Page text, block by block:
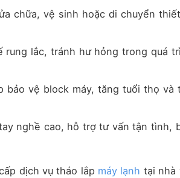
chữa, vệ sinh hoặc di chuyển
rung lắc, tránh hư hỏng trong quá
bảo vệ block máy, tăng tuổi thọ và
nghề cao, hỗ trợ tư vấn tận tình,
dịch vụ tháo lắp máy lạnh tại nhà